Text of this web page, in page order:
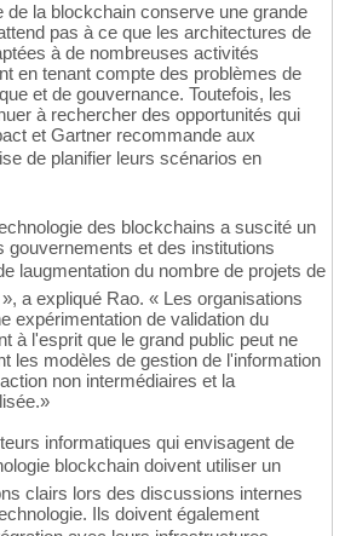
de la blockchain conserve une grande
pas à ce que les architectures de
à de nombreuses activités
en tenant compte des problèmes de
et de gouvernance. Toutefois, les
à rechercher des opportunités qui
et Gartner recommande aux
de planifier leurs scénarios en
des blockchains a suscité un
gouvernements et des institutions
laugmentation du nombre de projets de
a expliqué Rao. « Les organisations
expérimentation de validation du
à l'esprit que le grand public peut ne
les modèles de gestion de l'information
non intermédiaires et la
informatiques qui envisagent de
blockchain doivent utiliser un
clairs lors des discussions internes
Ils doivent également